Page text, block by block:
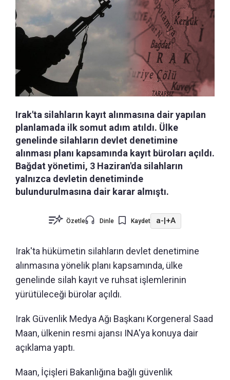
Irak'ta silahların kayıt alınmasına dair yapılan
planlamada ilk somut adım atıldı. Ülke
genelinde silahların devlet denetimine
alınması planı kapsamında kayıt büroları açıldı.
Bağdat yönetimi, 3 Haziran'da silahların
yalnızca devletin denetiminde
bulundurulmasına dair karar almıştı.
Özetle Dinle Kaydet a-|+A
Irak'ta hükümetin silahların devlet denetimine
alınmasına yönelik planı kapsamında, ülke
genelinde silah kayıt ve ruhsat işlemlerinin
yürütüleceği bürolar açıldı.
Irak Güvenlik Medya Ağı Başkanı Korgeneral Saad
Maan, ülkenin resmi ajansı INA'ya konuya dair
açıklama yaptı.
Maan, İçişleri Bakanlığına bağlı güvenlik